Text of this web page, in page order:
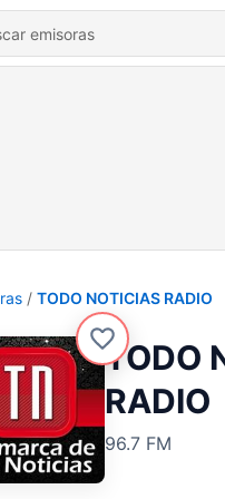
TODO NOTICIAS RADIO
TODO
RADIO
96.7 FM